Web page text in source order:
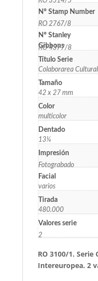
Nº Stamp Number
RO 2767/8
Nº Stanley
Gibbons
RO 4377/8
Título Serie
Colaborarea
Tamaño
42 x 27 mm
Color
multicolor
Dentado
13¼
Impresión
Fotograbado
Facial
varios
Tirada
480.000
Valores serie
2
RO 3100/1. Serie
Intereuropea. 2